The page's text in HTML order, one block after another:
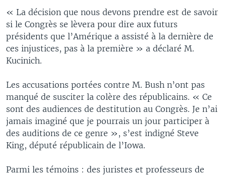
« La décision que nous devons prendre est de savoir
si le Congrès se lèvera pour dire aux futurs
présidents que l’Amérique a assisté à la dernière de
ces injustices, pas à la première » a déclaré M.
Kucinich.
Les accusations portées contre M. Bush n’ont pas
manqué de susciter la colère des républicains. « Ce
sont des audiences de destitution au Congrès. Je n’ai
jamais imaginé que je pourrais un jour participer à
des auditions de ce genre », s’est indigné Steve
King, député républicain de l’Iowa.
Parmi les témoins : des juristes et professeurs de